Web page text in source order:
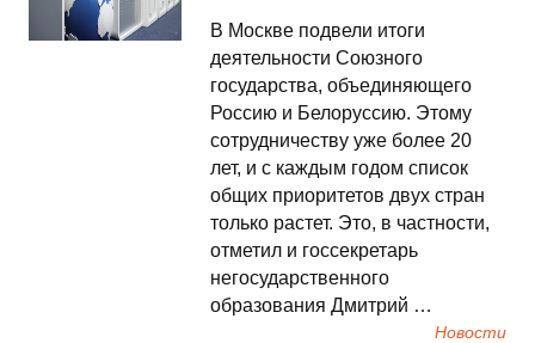
В Москве подвели итоги
деятельности Союзного
государства, объединяющего
Россию и Белоруссию. Этому
сотрудничеству уже более 20
лет, и с каждым годом список
общих приоритетов двух стран
только растет. Это, в частности,
отметил и госсекретарь
негосударственного
образования Дмитрий …
Новости